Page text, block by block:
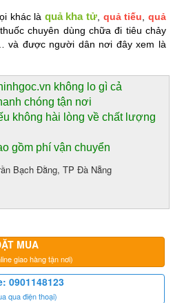
khác là quả kha tử quả tiếu , quả
chuyên dùng chữa đi tiêu chảy
và được người dân nơi đây xem là
không lo gì cả
chóng tận nơi
không hài lòng về chất lượng
gồm phí vận chuyển
Bạch Đằng, TP Đà Nẵng
MUA
giao hàng tận nơi)
0901148123
qua điện thoại)